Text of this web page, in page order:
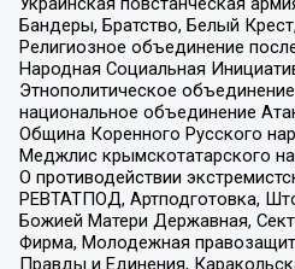
Бандеры, Братство, Белый
Религиозное объединение
Народная Социальная
Этнополитическое
национальное объединение
Община Коренного Русского
Меджлис крымскотатарского
О противодействии
РЕВТАТПОД, Артподготовка,
Божией Матери Державная,
Фирма, Молодежная
Правды и Единения,